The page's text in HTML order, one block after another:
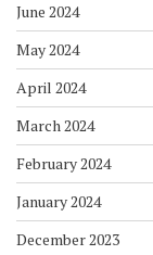
June 2024
May 2024
April 2024
March 2024
February 2024
January 2024
December 2023